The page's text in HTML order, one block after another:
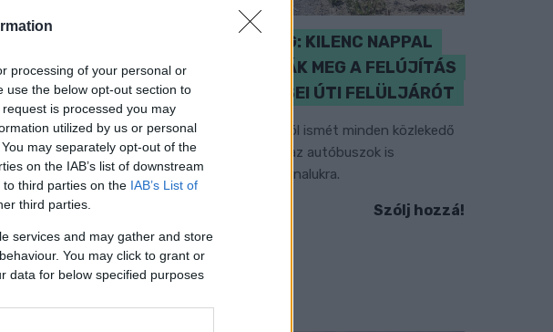
processing of your personal or
use the below opt-out section to
is processed you may
utilized by us or personal
may separately opt-out of the
on the IAB’s list of downstream
third parties on the IAB’s List of
third parties.
services and may gather and store
You may click to grant or
data for below specified purposes
IGAZI RITKASÁG: KILENC NAPPAL
KORÁBBAN NYITJÁK MEG A FELÚJÍTÁS
ALATT ÁLLÓ HECSEI ÚTI FELÜLJÁRÓT
Hétfőn hajnali négy órától ismét minden közlekedő
használhatja az átkelőt, az autóbuszok is
visszatérnek eredeti útvonalukra.
Szólj hozzá!